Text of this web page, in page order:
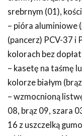
srebrnym (01),
– pióra aluminiowe
(pancerz) PCV-37 i
kolorach bez dopłat
– kasetę na taśmę
kolorze białym
– wzmocnioną
08, brąz 09, szara
16 z uszczelką